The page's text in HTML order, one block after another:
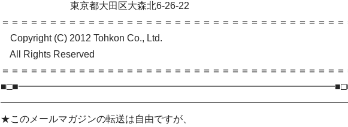
東京都大田区大森北6-26-22
＝＝＝＝＝＝＝＝＝＝＝＝＝＝＝＝＝＝＝＝＝＝＝＝＝＝＝＝＝＝＝＝＝＝＝＝
Copyright (C) 2012 Tohkon Co., Ltd.
All Rights Reserved
＝＝＝＝＝＝＝＝＝＝＝＝＝＝＝＝＝＝＝＝＝＝＝＝＝＝＝＝＝＝＝＝＝＝＝＝
★このメールマガジンの転送は自由ですが、